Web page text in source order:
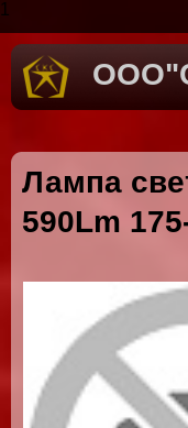
1
Лампа
590Lm